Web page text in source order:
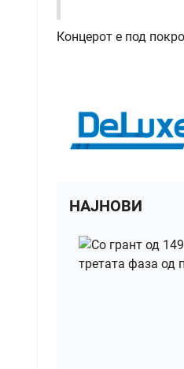
Концерот е под
НАЈНОВИ